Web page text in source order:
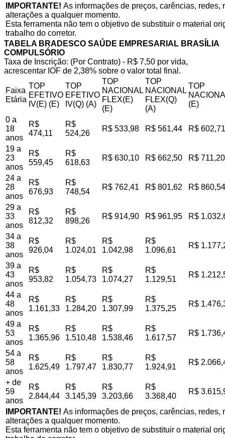
IMPORTANTE! As informações de preços, carências,
alterações a qualquer momento.
Esta ferramenta não tem o objetivo de substituir o material
trabalho do corretor.
TABELA BRADESCO SAÚDE EMPRESARIAL BRASÍLIA
COMPULSÓRIO
Taxa de Inscrição: (Por Contrato) - R$ 7,50 por vida,
acrescentar IOF de 2,38% sobre o valor total final.
Faixa
Etária
TOP
EFETIVO
IV(E) (E)
TOP
EFETIVO
IV(Q) (A)
TOP
NACIONAL
FLEX(E)
(E)
TOP
NACIONAL
FLEX(Q)
(A)
TOP
(E)
0 a
18
anos
R$
474,11
R$
524,26
R$ 533,98 R$ 561,44 R$ 602,71
19 a
23
anos
R$
559,45
R$
618,63
R$ 630,10 R$ 662,50 R$ 711,20
24 a
28
anos
R$
676,93
R$
748,54
R$ 762,41 R$ 801,62 R$ 860,54
29 a
33
anos
R$
812,32
R$
898,26
R$ 914,90 R$ 961,95 R$
34 a
38
anos
R$
926,04
R$
1.024,01
R$
1.042,98
R$
1.096,61
R$
39 a
43
anos
R$
953,82
R$
1.054,73
R$
1.074,27
R$
1.129,51
R$
44 a
48
anos
R$
1.161,33
R$
1.284,20
R$
1.307,99
R$
1.375,25
R$
49 a
53
anos
R$
1.365,96
R$
1.510,48
R$
1.538,46
R$
1.617,57
R$
54 a
58
anos
R$
1.625,49
R$
1.797,47
R$
1.830,77
R$
1.924,91
R$
+ de
59
anos
R$
2.844,44
R$
3.145,39
R$
3.203,66
R$
3.368,40
R$
IMPORTANTE! As informações de preços, carências,
alterações a qualquer momento.
Esta ferramenta não tem o objetivo de substituir o material